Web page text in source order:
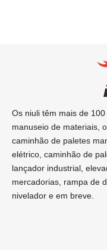
Os niuli têm mais de
manuseio de materiais,
caminhão de paletes
elétrico, caminhão de
lançador industrial,
mercadorias, rampa de
nivelador e em breve.